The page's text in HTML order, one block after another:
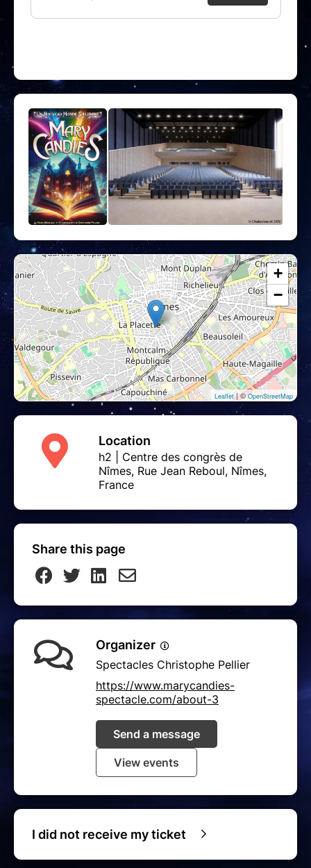
+
−
Leaflet| ©OpenStreetMap
Location
h2 | Centre des congrès de
Nîmes, Rue Jean Reboul, Nîmes,
France
Share this page
Organizer
Spectacles Christophe Pellier
https://www.marycandies-
spectacle.com/about-3
Send a message
View events
I did not receive my ticket